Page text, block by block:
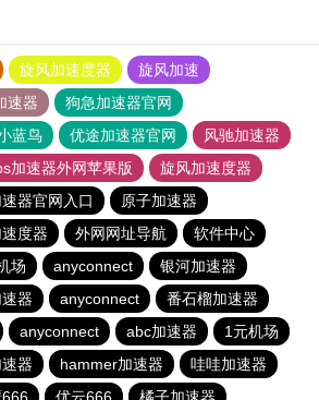
旋风加速度器
旋风加速
速器
狗急加速器官网
蓝鸟 优途加速器官网
风驰加速器
加速器外网苹果版
旋风加速度器
器官网入口
原子加速器
度器 外网网址导航
软件中心
场 anyconnect
银河加速器
器 anyconnect
番石榴加速器
anyconnect abc加速器
1元机场
器 hammer加速器
哇哇加速器